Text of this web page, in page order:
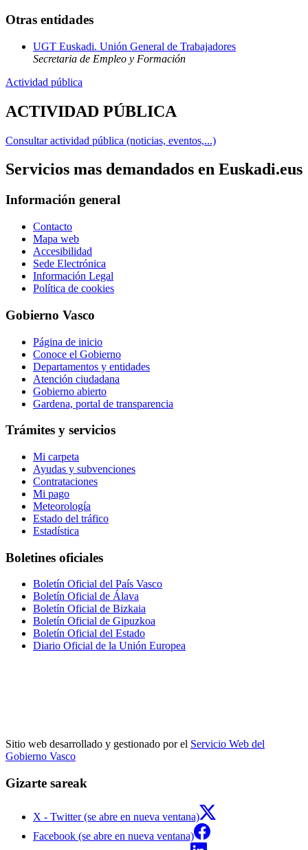
Otras entidades
UGT Euskadi. Unión General de Trabajadores
Secretaria de Empleo y Formación
Actividad pública
ACTIVIDAD PÚBLICA
Consultar actividad pública (noticias, eventos,...)
Servicios mas demandados en Euskadi.eus
Información general
Contacto
Mapa web
Accesibilidad
Sede Electrónica
Información Legal
Política de cookies
Gobierno Vasco
Página de inicio
Conoce el Gobierno
Departamentos y entidades
Atención ciudadana
Gobierno abierto
Gardena, portal de transparencia
Trámites y servicios
Mi carpeta
Ayudas y subvenciones
Contrataciones
Mi pago
Meteorología
Estado del tráfico
Estadística
Boletines oficiales
Boletín Oficial del País Vasco
Boletín Oficial de Álava
Boletín Oficial de Bizkaia
Boletín Oficial de Gipuzkoa
Boletín Oficial del Estado
Diario Oficial de la Unión Europea
Sitio web desarrollado y gestionado por el Servicio Web del
Gobierno Vasco
Gizarte sareak
X - Twitter (se abre en nueva ventana)
Facebook (se abre en nueva ventana)